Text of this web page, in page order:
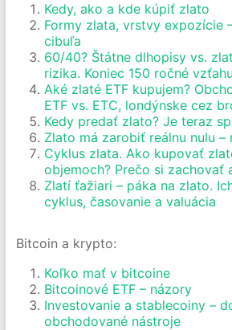
Kedy, ako a kde kúpiť zlato
Formy zlata, vrstvy expozície
cibuľa
60/40? Štátne dlhopisy vs.
rizika. Koniec 150 ročné
Aké zlaté ETF kupujem?
ETF vs. ETC, londýnske cez
Kedy predať zlato? Je teraz
Zlato má zarobiť reálnu nulu –
Cyklus zlata. Ako kupovať
objemoch? Prečo si zachovať
Zlatí ťažiari – páka na zlato.
cyklus, časovanie a valuácia
Bitcoin a krypto:
Koľko mať v bitcoine
Bitcoinové ETF – názory
Investovanie a stablecoiny –
obchodované nástroje